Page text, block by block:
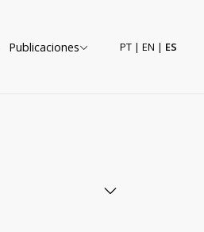
Publicaciones PT| EN | ES